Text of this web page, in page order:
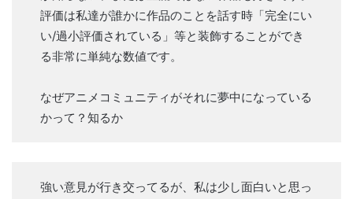
評価は私達が誰かに作品のことを話す時「完全にい
い/過小評価されている」等と装飾することができ
る非常に単純な数値です。
なぜアニメコミュニティがそれに夢中になっている
かって？知るか
強い意見が行き交ってるが、私は少し面白いと思っ